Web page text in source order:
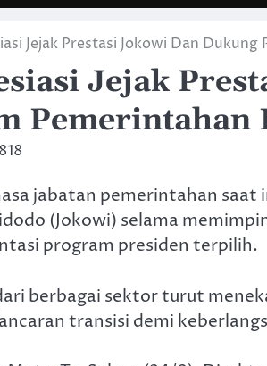
Jejak Prestasi Jokowi Dan
Jejak
Pemerintahan
jabatan pemerintahan
(Jokowi) selama
program presiden terpilih.
berbagai sektor turut
transisi demi